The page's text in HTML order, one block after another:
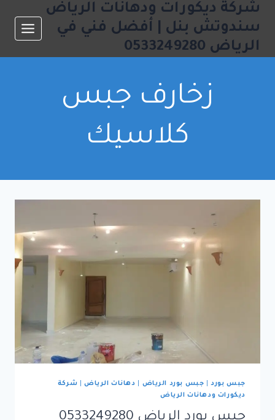
التجاوز
المحتوى
شركة ديكورات ودهانات الرياض
سندوتش بنل | أفضل فني في
الرياض 0533249280
زخارف جبس
كلاسيك
جبس بورد| جبس بورد الرياض دهانات الرياض
شركة
ديكورات ودهانات الرياض